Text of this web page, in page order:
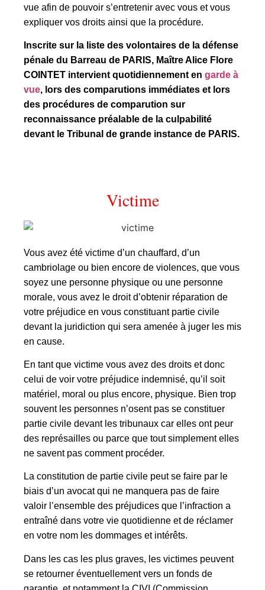
vue afin de pouvoir s’entretenir avec vous et vous
expliquer vos droits ainsi que la procédure.
Inscrite sur la liste des volontaires de la défense
pénale du Barreau de PARIS, Maître Alice Flore
COINTET intervient quotidiennement en garde à
vue, lors des comparutions immédiates et lors
des procédures de comparution sur
reconnaissance préalable de la culpabilité
devant le Tribunal de grande instance de PARIS.
Victime
Vous avez été victime d’un chauffard, d’un
cambriolage ou bien encore de violences, que vous
soyez une personne physique ou une personne
morale, vous avez le droit d’obtenir réparation de
votre préjudice en vous constituant partie civile
devant la juridiction qui sera amenée à juger les mis
en cause.
En tant que victime vous avez des droits et donc
celui de voir votre préjudice indemnisé, qu’il soit
matériel, moral ou plus encore, physique. Bien trop
souvent les personnes n’osent pas se constituer
partie civile devant les tribunaux car elles ont peur
des représailles ou parce que tout simplement elles
ne savent pas comment procéder.
La constitution de partie civile peut se faire par le
biais d’un avocat qui ne manquera pas de faire
valoir l’ensemble des préjudices que l’infraction a
entraîné dans votre vie quotidienne et de réclamer
en votre nom les dommages et intérêts.
Dans les cas les plus graves, les victimes peuvent
se retourner éventuellement vers un fonds de